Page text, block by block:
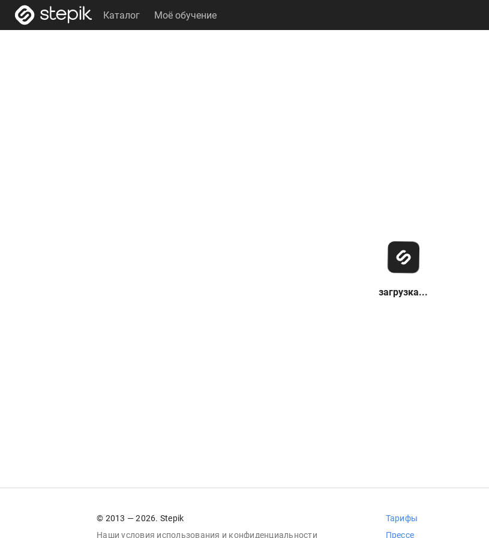
Каталог Моё обучение
загрузка...
© 2013 — 2026. Stepik
Наши условия использования и конфиденциальности
Тарифы
Прессе